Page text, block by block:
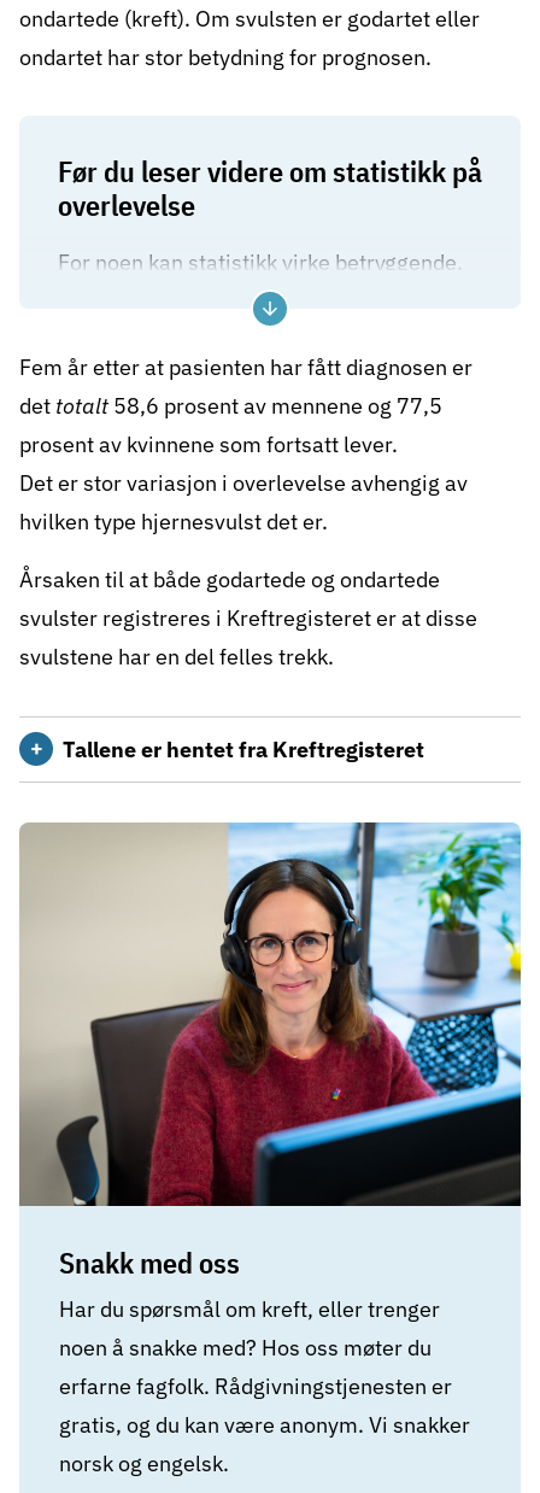
ondartede (kreft). Om svulsten er godartet eller
ondartet har stor betydning for prognosen.
Før du leser videre om statistikk på
overlevelse
For noen kan statistikk virke betryggende.
For andre kan tallene oppleves som
statistikk på overlevelse, er basert på
gjennomsnittstall beregnet ut fra store
pasientgrupper.
Selv om statistikk på gruppenivå kan gi
noe om hvordan det vil gå for den enkelte.
Det er flere individuelle faktorer som spiller
inn på overlevelse, blant annet
allmenntilstand og alder. Individuelle
forskjeller kan være store.
Fem år etter at pasienten har fått diagnosen er
det totalt 58,6 prosent av mennene og 77,5
prosent av kvinnene som fortsatt lever.
Det er stor variasjon i overlevelse avhengig av
hvilken type hjernesvulst det er.
Årsaken til at både godartede og ondartede
svulster registreres i Kreftregisteret er at disse
svulstene har en del felles trekk.
Tallene er hentet fra Kreftregisteret
Snakk med oss
Har du spørsmål om kreft, eller trenger
noen å snakke med? Hos oss møter du
erfarne fagfolk. Rådgivningstjenesten er
gratis, og du kan være anonym. Vi snakker
norsk og engelsk.